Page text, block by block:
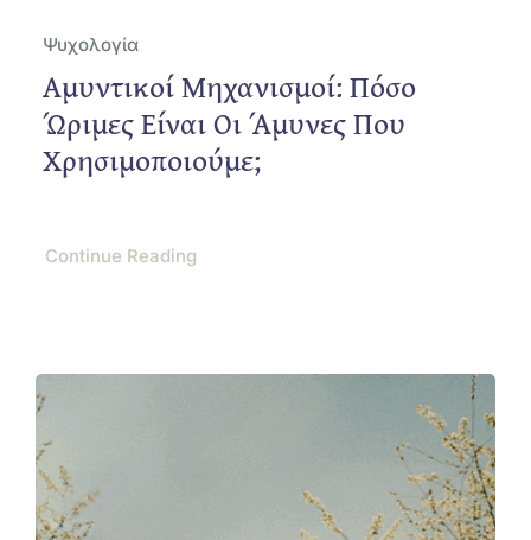
Ψυχολογία
Αμυντικοί Μηχανισμοί: Πόσο
Ώριμες Είναι Οι Άμυνες Που
Χρησιμοποιούμε;
Continue Reading